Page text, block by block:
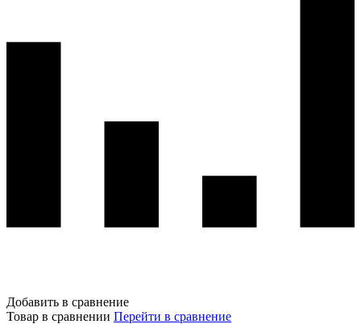
Добавить в сравнение
Товар в сравнении Перейти в сравнение